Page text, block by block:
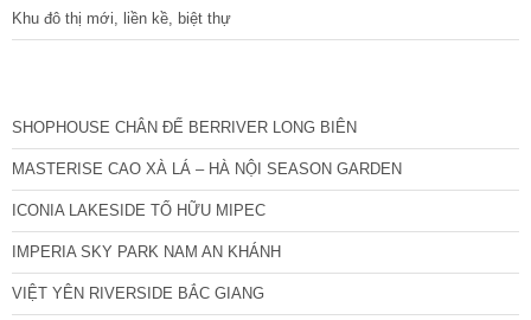
Khu đô thị mới, liền kề, biệt thự
SHOPHOUSE CHÂN ĐẾ BERRIVER LONG BIÊN
MASTERISE CAO XÀ LÁ – HÀ NỘI SEASON GARDEN
ICONIA LAKESIDE TỐ HỮU MIPEC
IMPERIA SKY PARK NAM AN KHÁNH
VIỆT YÊN RIVERSIDE BẮC GIANG